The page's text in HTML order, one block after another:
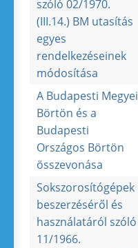
szóló 02/1970.
(III.14.) BM utasítás
egyes
rendelkezéseinek
módosítása
A Budapesti Megyei
Börtön és a
Budapesti
Országos Börtön
összevonása
Sokszorosítógépek
beszerzéséről és
használatáról szóló
11/1966.